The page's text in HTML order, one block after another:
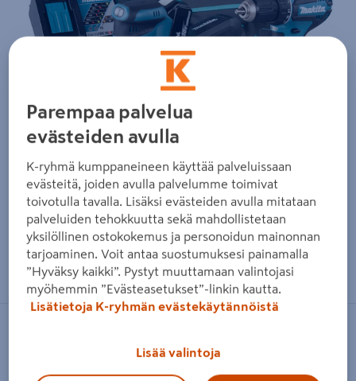
Zoomaa kuvaa sormilla kosketusnäytöllä
Akkukonesarja Makita DLX3163TX1
Parempaa palvelua
evästeiden avulla
K-ryhmä kumppaneineen käyttää palveluissaan
evästeitä, joiden avulla palvelumme toimivat
toivotulla tavalla. Lisäksi evästeiden avulla mitataan
palveluiden tehokkuutta sekä mahdollistetaan
yksilöllinen ostokokemus ja personoidun mainonnan
tarjoaminen. Voit antaa suostumuksesi painamalla
”Hyväksy kaikki”. Pystyt muuttamaan valintojasi
myöhemmin ”Evästeasetukset”-linkin kautta.
Lisätietoja K-ryhmän evästekäytännöistä
Lisää valintoja